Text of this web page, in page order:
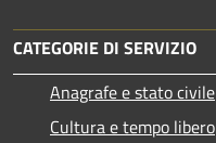
CATEGORIE DI SERVIZIO
Anagrafe e stato civile
Cultura e tempo libero